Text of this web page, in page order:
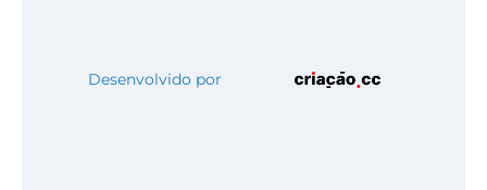
Desenvolvido por